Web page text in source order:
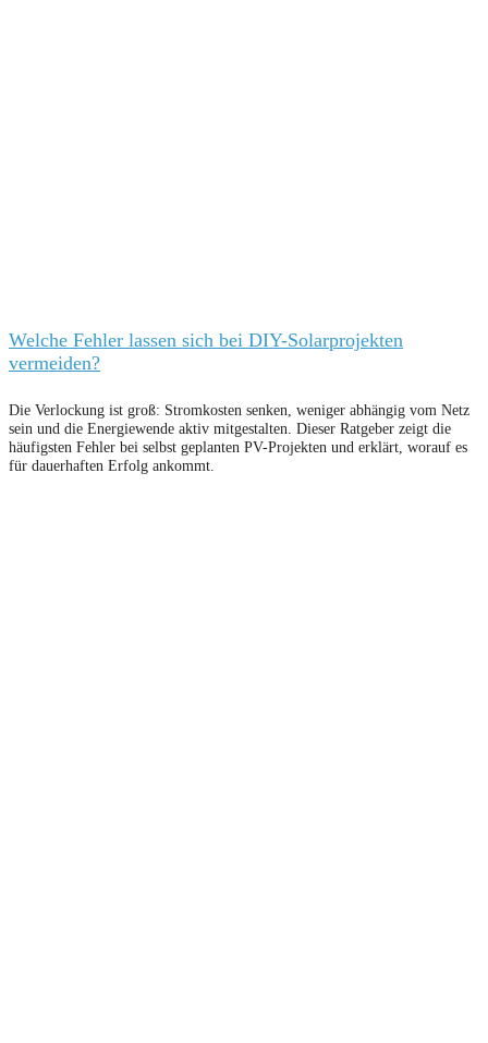
Welche Fehler lassen sich bei DIY-Solarprojekten
vermeiden?
Die Verlockung ist groß: Stromkosten senken, weniger abhängig vom Netz
sein und die Energiewende aktiv mitgestalten. Dieser Ratgeber zeigt die
häufigsten Fehler bei selbst geplanten PV-Projekten und erklärt, worauf es
für dauerhaften Erfolg ankommt.